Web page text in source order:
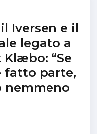
Iversen e il
legato a
“Se
fatto parte,
nemmeno